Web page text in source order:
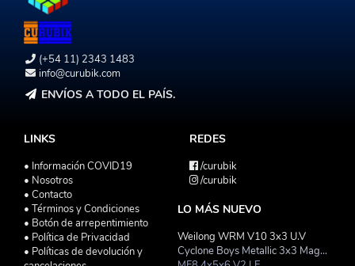
(+54 11) 2343 1483
info@curubik.com
ENVÍOS A TODO EL PAÍS.
LINKS
• Información COVID19
• Nosotros
• Contacto
• Términos y Condiciones
• Botón de arrepentimiento
• Política de Privacidad
• Políticas de devolución y
REDES
/curubik
/curubik
LO MÁS NUEVO
Weilong WRM V10 3x3 U.V
Cyclone Boys Metallic 3x3 Magnetico Macaron